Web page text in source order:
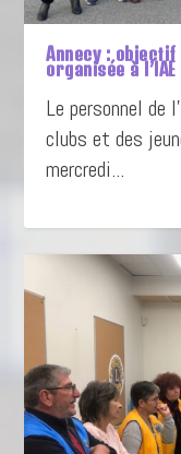
Annecy :
organisée à l’IAE
Le personnel de
clubs et des
mercredi...